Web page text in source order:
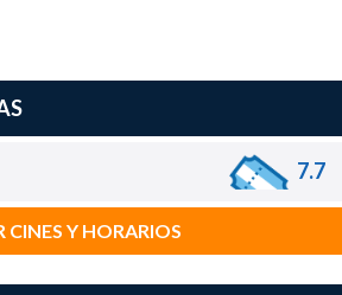
7.7
CINES Y HORARIOS